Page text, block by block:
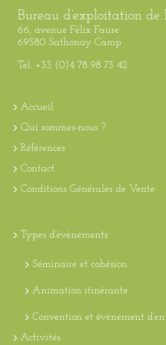
Bureau d’exploitation de
66, avenue Félix Faure
69580 Sathonay Camp
Tel. +33 (0)4 78 98 73 42
Accueil
Qui sommes-nous ?
Références
Contact
Conditions Générales de Vente
Types d’évènements
Séminaire et cohésion
Animation itinérante
Convention et évènement
Activités